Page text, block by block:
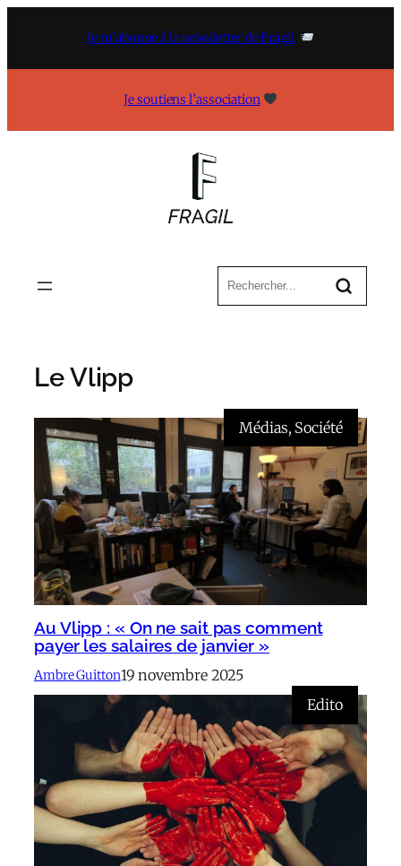
Je m’abonne à la newsletter de Fragil
Je soutiens l’association
Le Vlipp
Médias, Société
Au Vlipp : « On ne sait pas comment
payer les salaires de janvier »
Ambre Guitton19 novembre 2025
Edito